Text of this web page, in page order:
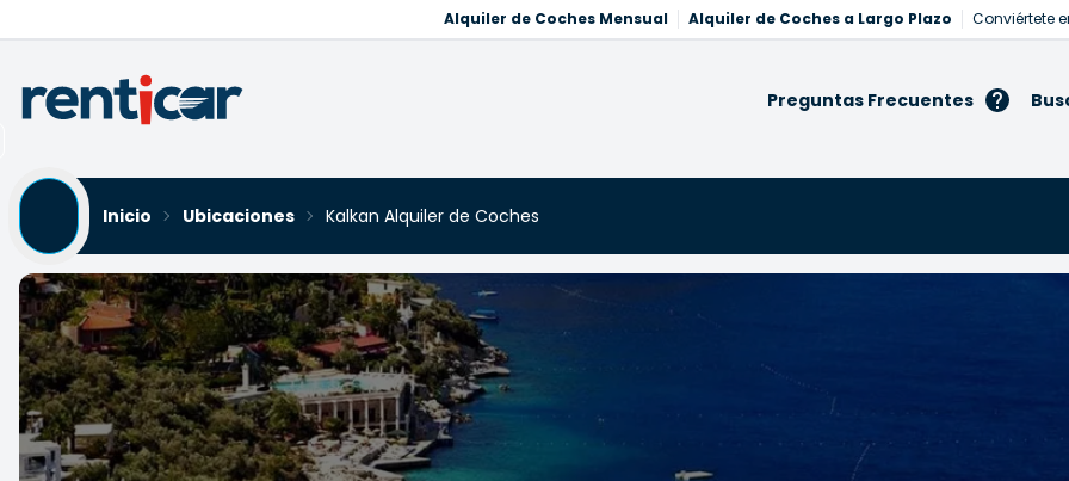
Alquiler de Coches Mensual Alquiler de Coches a Largo Plazo Conviértete
Preguntas Frecuentes
Inicio Ubicaciones Kalkan Alquiler de Coches